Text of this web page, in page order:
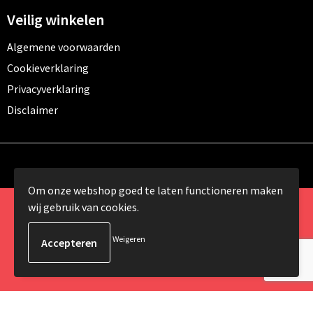
Veilig winkelen
Algemene voorwaarden
Cookieverklaring
Privacyverklaring
Disclaimer
© Copyright 2024 Promomundo.be alle rechten
Om onze webshop goed te laten functioneren maken
wij gebruik van cookies.
Weigeren